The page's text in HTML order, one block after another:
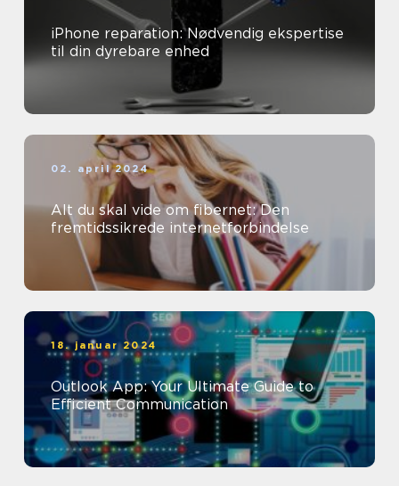
iPhone reparation: Nødvendig ekspertise
til din dyrebare enhed
02. april 2024
Alt du skal vide om fibernet: Den
fremtidssikrede internetforbindelse
18. januar 2024
Outlook App: Your Ultimate Guide to
Efficient Communication